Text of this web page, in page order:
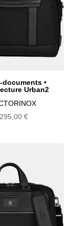
documents •
Urban2
295,00€